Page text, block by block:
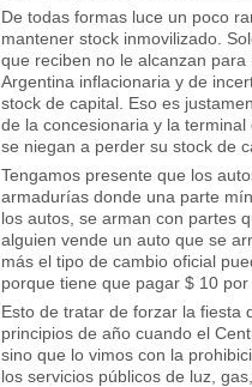
De todas formas luce un poco
mantener stock inmovilizado.
que reciben no le alcanzan
Argentina inflacionaria y de
stock de capital. Eso es
de la concesionaria y la
se niegan a perder su stock de
Tengamos presente que los
armadurías donde una parte
los autos, se arman con partes
alguien vende un auto que se
más el tipo de cambio oficial
porque tiene que pagar $ 10
Esto de tratar de forzar la fiesta
principios de año cuando el
sino que lo vimos con la
los servicios públicos de luz,